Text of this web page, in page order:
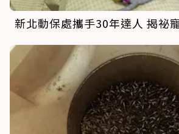
新北動保處攜手30年達人 揭祕